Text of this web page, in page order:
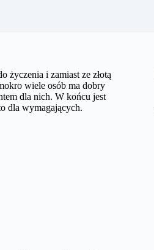
życzenia i zamiast ze złotą
wiele osób ma dobry
dla nich. W końcu jest
dla wymagających.